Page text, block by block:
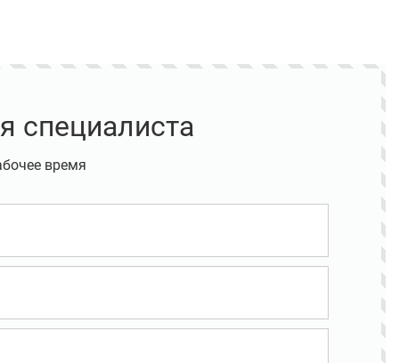
специалиста
время